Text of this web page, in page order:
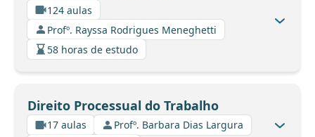
124 aulas
Profº. Rayssa Rodrigues Meneghetti
58 horas de estudo
Direito Processual do Trabalho
17 aulas
Profº. Barbara Dias Largura